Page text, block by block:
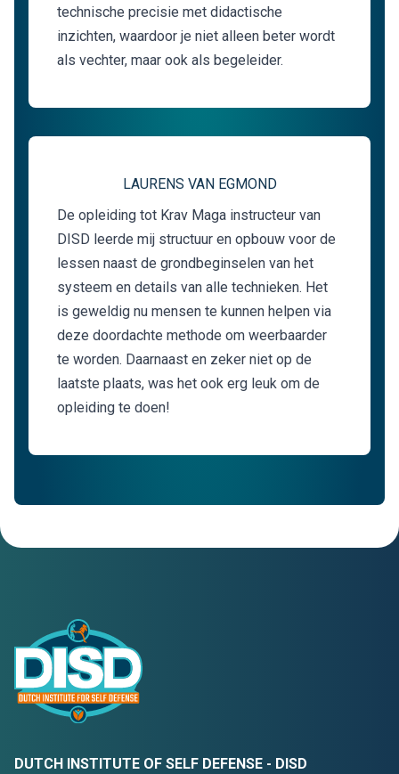
technische precisie met didactische
inzichten, waardoor je niet alleen beter wordt
als vechter, maar ook als begeleider.
LAURENS VAN EGMOND
De opleiding tot Krav Maga instructeur van
DISD leerde mij structuur en opbouw voor de
lessen naast de grondbeginselen van het
systeem en details van alle technieken. Het
is geweldig nu mensen te kunnen helpen via
deze doordachte methode om weerbaarder
te worden. Daarnaast en zeker niet op de
laatste plaats, was het ook erg leuk om de
opleiding te doen!
DUTCH INSTITUTE OF SELF DEFENSE - DISD